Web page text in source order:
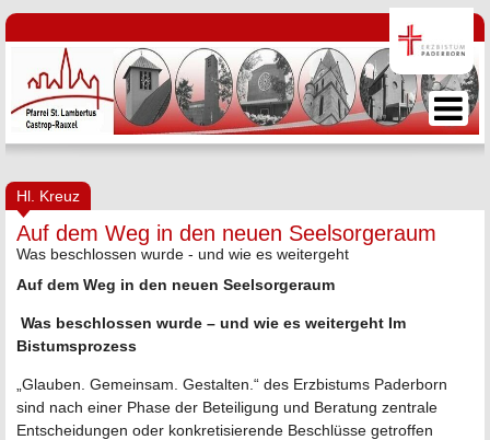
Hl. Kreuz
Auf dem Weg in den neuen Seelsorgeraum
Was beschlossen wurde - und wie es weitergeht
Auf dem Weg in den neuen Seelsorgeraum
Was beschlossen wurde – und wie es weitergeht Im
Bistumsprozess
„Glauben. Gemeinsam. Gestalten.“ des Erzbistums Paderborn
sind nach einer Phase der Beteiligung und Beratung zentrale
Entscheidungen oder konkretisierende Beschlüsse getroffen